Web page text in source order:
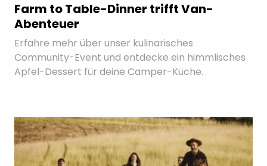
Farm to Table-Dinner trifft Van-
Abenteuer
Erfahre mehr über unser kulinarisches
Community-Event und entdecke ein himmlisches
Apfel-Dessert für deine Camper-Küche.